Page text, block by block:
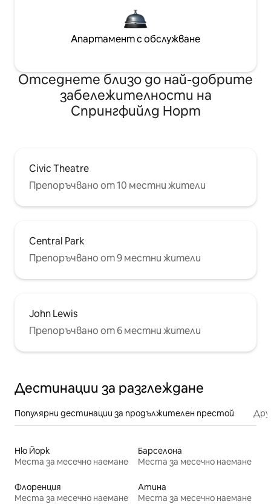
Апартамент с обслужване
Отседнете близо до най-добрите
забележителности на
Спрингфийлд Норт
Civic Theatre
Препоръчвано от 10 местни жители
Central Park
Препоръчвано от 9 местни жители
John Lewis
Препоръчвано от 6 местни жители
Дестинации за разглеждане
Популярни дестинации за продължителен престой
Ню Йорк
Места за месечно наемане
Барселона
Места за месечно наемане
Флоренция
Места за месечно наемане
Атина
Места за месечно наемане